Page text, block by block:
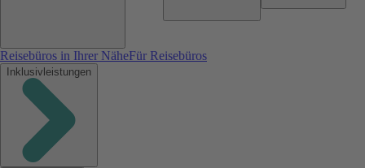
Reisebüros in Ihrer NäheFür Reisebüros
Inklusivleistungen